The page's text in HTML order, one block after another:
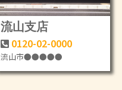
流山支店
0120-02-0000
流山市●●●●●